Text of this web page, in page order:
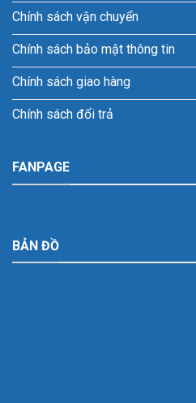
Chính sách vận chuyển
Chính sách bảo mật thông tin
Chính sách giao hàng
Chính sách đổi trả
FANPAGE
BẢN ĐỒ